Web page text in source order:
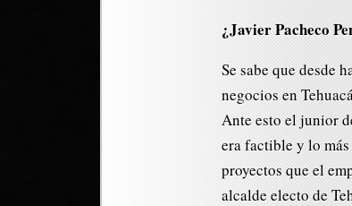
¿Javier Pacheco
Se sabe que desde
negocios en
Ante esto el junior
era factible y lo
proyectos que el
alcalde electo de